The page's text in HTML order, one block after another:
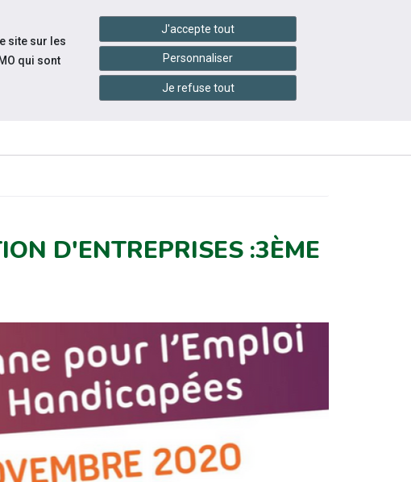
Accessibilité handshake Services en ligne
ÉVÉNEMENTS
PRATIQUES
D'ENTREPRISES :3ÈME
site sur les
qui sont
J'accepte tout
Personnaliser
Je refuse tout